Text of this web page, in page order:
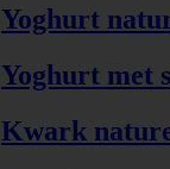
Yoghurt
Yoghurt met
Kwark